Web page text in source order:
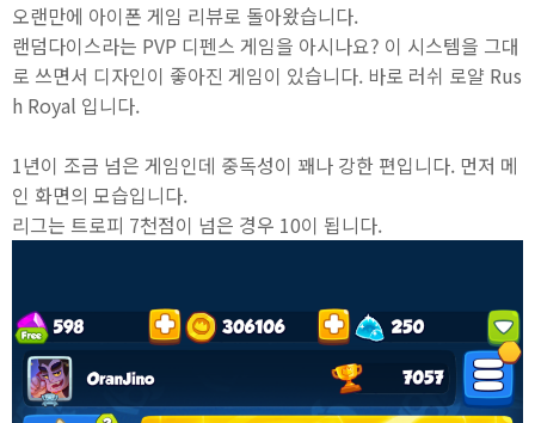
오랜만에 아이폰 게임 리뷰로 돌아왔습니다.
랜덤다이스라는 PVP 디펜스 게임을 아시나요? 이 시스템을 그대
로 쓰면서 디자인이 좋아진 게임이 있습니다. 바로 러쉬 로얄 Rus
h Royal 입니다.
1년이 조금 넘은 게임인데 중독성이 꽤나 강한 편입니다. 먼저 메
인 화면의 모습입니다.
리그는 트로피 7천점이 넘은 경우 10이 됩니다.